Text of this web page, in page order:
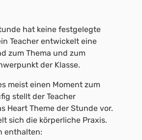
hat keine festgelegte
Teacher entwickelt eine
zum Thema und zum
der Klasse.
meist einen Moment zum
stellt der Teacher
Heart Theme der Stunde vor.
sich die körperliche Praxis.
enthalten: